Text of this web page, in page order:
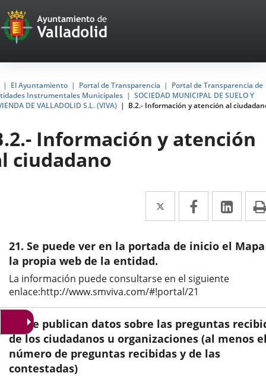
Portal
Web
del
Ayuntamiento
de
Valladolid
El Ayuntamiento Portal de Transparencia
Portal de Transparencia de
Instrumentales Municipales
SOCIEDAD MUNICIPAL DE SUELO Y
DE VALLADOLID S.L. (VIVA)
B.2.- Información y atención al
Información y atención
ciudadano
Twitter
Enlace
a
una
externa.
Facebook
Enlace
a
una
externa.
a
una
21. Se puede ver en la portada de inicio el
la propia web de la entidad.
La información puede consultarse en el siguiente
enlace:http://www.smviva.com/#!portal/21
22. Se publican datos sobre las preguntas
de los ciudadanos u organizaciones (al menos
número de preguntas recibidas y de las
contestadas)